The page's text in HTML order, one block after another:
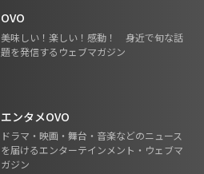
OVO
美味しい！楽しい！感動！ 身近で旬な話
題を発信するウェブマガジン
エンタメOVO
ドラマ・映画・舞台・音楽などのニュース
を届けるエンターテインメント・ウェブマ
ガジン